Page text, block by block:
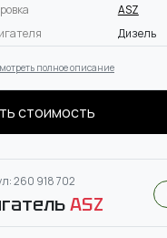
ASZ
Дизель
полное описание
стоимость
260 918 702
ASZ